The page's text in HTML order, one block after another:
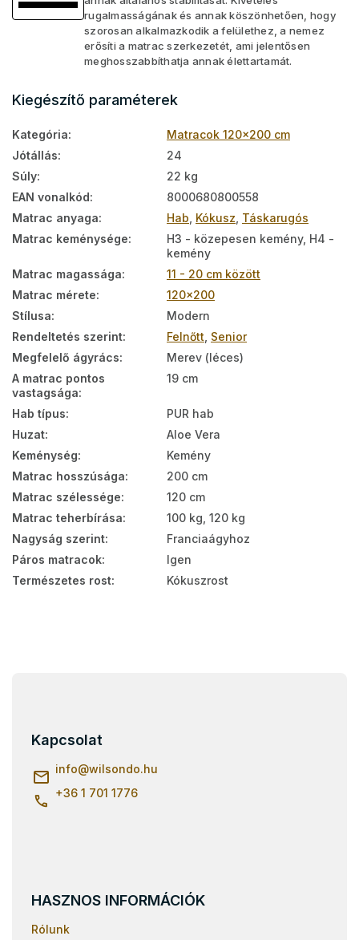
rugalmasságának és annak köszönhetően, hogy
szorosan alkalmazkodik a felülethez, a nemez
erősíti a matrac szerkezetét, ami jelentősen
meghosszabbíthatja annak élettartamát.
Kiegészítő paraméterek
Kategória:
Matracok 120x200 cm
Jótállás:
24
Súly:
22 kg
EAN vonalkód:
8000680800558
Matrac anyaga: Hab Kókusz Táskarugós
Matrac keménysége:
H3 - közepesen kemény, H4 -
kemény
Matrac magassága:
11 - 20 cm között
Matrac mérete:
120x200
Stílusa:
Modern
Rendeltetés szerint: Felnőtt Senior
Megfelelő ágyrács:
Merev (léces)
A matrac pontos
vastagsága:
19 cm
Hab típus:
PUR hab
Huzat:
Aloe Vera
Keménység:
Kemény
Matrac hosszúsága:
200 cm
Matrac szélessége:
120 cm
Matrac teherbírása:
100 kg, 120 kg
Nagyság szerint:
Franciaágyhoz
Páros matracok:
Igen
Természetes rost: Kókuszrost
Kapcsolat
info@wilsondo.hu
+36 1 701 1776
HASZNOS INFORMÁCIÓK
Rólunk